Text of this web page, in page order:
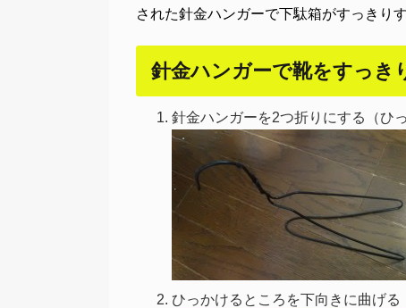
された針金ハンガーで下駄箱がすっきり
針金ハンガーで靴をすっき
針金ハンガーを2つ折りにする（ひ
ひっかけるところを下向きに曲げる